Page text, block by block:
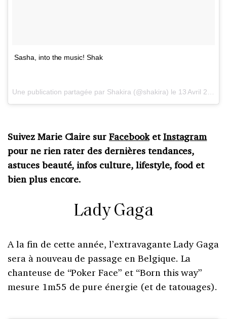
Sasha, into the music! Shak
Une publication partagée par Shakira (@shakira) le 13 Avril 2016 à 12h27 PDT
Suivez Marie Claire surFacebooketInstagram
pour ne rien rater des dernières tendances,
astuces beauté, infos culture, lifestyle, food et
bien plus encore.
Lady Gaga
A la fin de cette année, l’extravagante Lady Gaga
sera à nouveau de passage en Belgique. La
chanteuse de “Poker Face” et “Born this way”
mesure 1m55 de pure énergie (et de tatouages).